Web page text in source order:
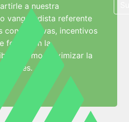
a nuestra
vanguardista referente
constructivas, incentivos
fomentan la
y cómo maximizar la